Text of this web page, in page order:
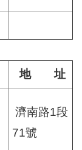
地 址
濟南路1段
71號